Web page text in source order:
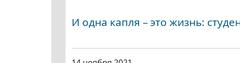
И одна капля – это жизнь: